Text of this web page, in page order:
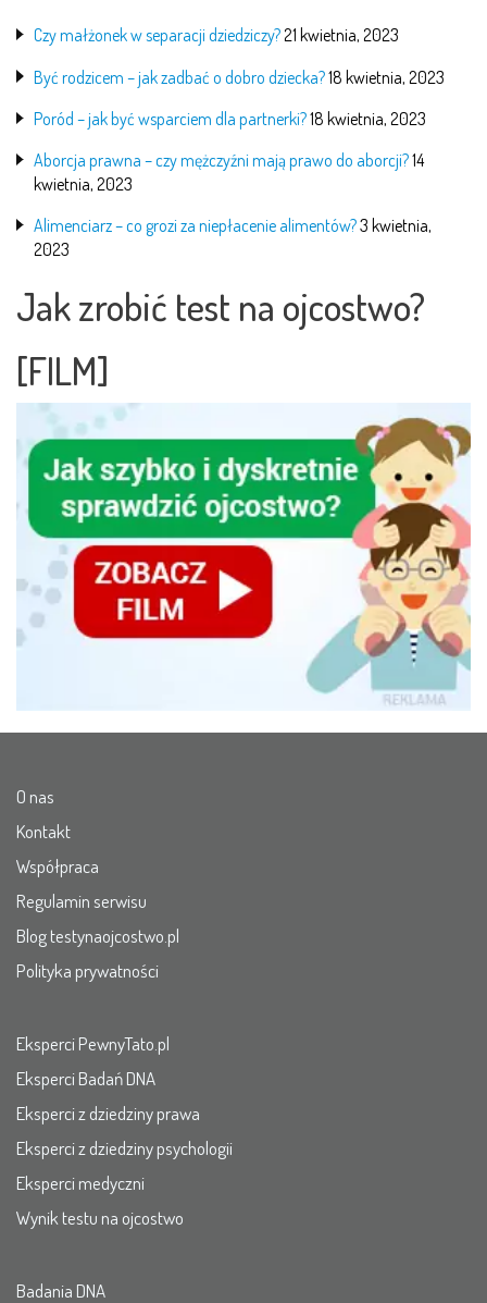
Czy małżonek w separacji dziedziczy?21 kwietnia, 2023
Być rodzicem – jak zadbać o dobro dziecka?18 kwietnia, 2023
Poród – jak być wsparciem dla partnerki?18 kwietnia, 2023
Aborcja prawna – czy mężczyźni mają prawo do aborcji?14
kwietnia, 2023
Alimenciarz – co grozi za niepłacenie alimentów?3 kwietnia,
2023
Jak zrobić test na ojcostwo?
[FILM]
O nas
Kontakt
Współpraca
Regulamin serwisu
Blog testynaojcostwo.pl
Polityka prywatności
Eksperci PewnyTato.pl
Eksperci Badań DNA
Eksperci z dziedziny prawa
Eksperci z dziedziny psychologii
Eksperci medyczni
Wynik testu na ojcostwo
Badania DNA